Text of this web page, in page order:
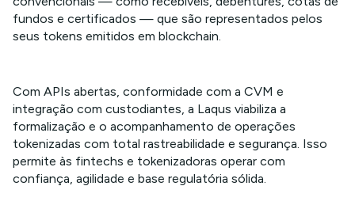
fundos e certificados — que são representados pelos
seus tokens emitidos em blockchain.
Com APIs abertas, conformidade com a CVM e
integração com custodiantes, a Laqus viabiliza a
formalização e o acompanhamento de operações
tokenizadas com total rastreabilidade e segurança. Isso
permite às fintechs e tokenizadoras operar com
confiança, agilidade e base regulatória sólida.